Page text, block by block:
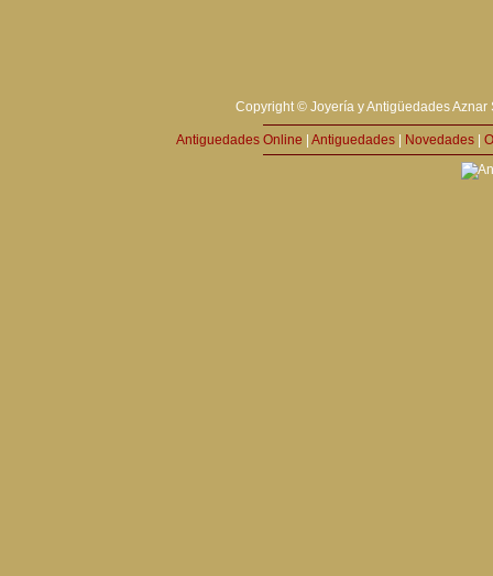
Copyright © Joyería y Antigüedades
Antiguedades Online Antiguedades Novedades